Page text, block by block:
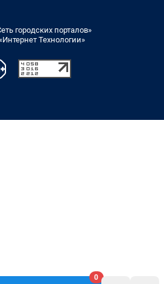
0
городских порталов»
Технологии»